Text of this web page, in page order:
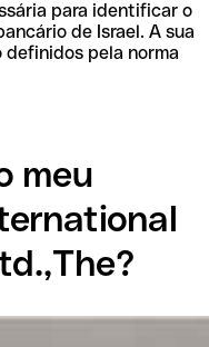
para identificar o
de Israel. A sua
pela norma
meu